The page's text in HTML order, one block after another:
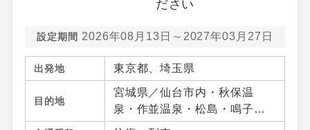
設定期間 2026年08月13日～2027年03月27日
出発地 東京都、埼玉県
目的地
宮城県／仙台市内・秋保温
泉・作並温泉・松島・鳴子温
泉郷・宮城蔵王・白石・笹